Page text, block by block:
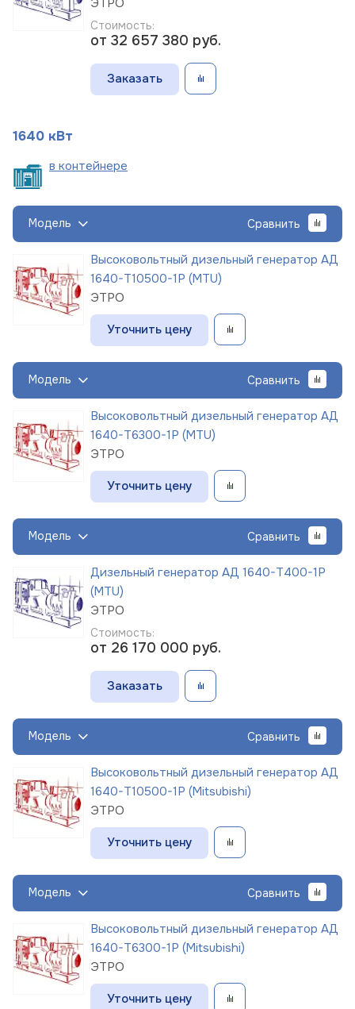
Стоимость:
от 32 657 380 руб.
Заказать
1640 кВт
в контейнере
Модель Сравнить
Высоковольтный дизельный генератор АД
1640-Т10500-1Р (MTU)
ЭТРО
Уточнить цену
Модель Сравнить
Высоковольтный дизельный генератор АД
1640-Т6300-1Р (MTU)
ЭТРО
Уточнить цену
Модель Сравнить
Дизельный генератор АД 1640-Т400-1Р
(MTU)
ЭТРО
Стоимость:
от 26 170 000 руб.
Заказать
Модель Сравнить
Высоковольтный дизельный генератор АД
1640-Т10500-1Р (Mitsubishi)
ЭТРО
Уточнить цену
Модель Сравнить
Высоковольтный дизельный генератор АД
1640-Т6300-1Р (Mitsubishi)
ЭТРО
Уточнить цену